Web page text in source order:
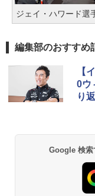
ジェイ・ハワード選
編集部のおすすめ
【
0ウ
り
Google 検索